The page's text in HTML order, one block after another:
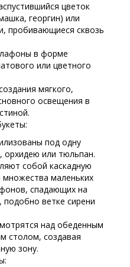
цветок
георгин) или
пробивающиеся сквозь
в форме
или цветного
мягкого,
освещения в
под одну
орхидею или тюльпан.
собой каскадную
маленьких
спадающих на
подобно ветке сирени
над обеденным
столом, создавая
зону.